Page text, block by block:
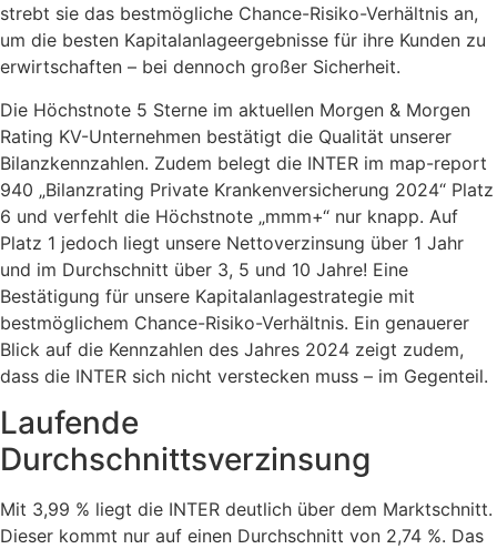
strebt sie das bestmögliche Chance-Risiko-Verhältnis an,
um die besten Kapitalanlageergebnisse für ihre Kunden zu
erwirtschaften – bei dennoch großer Sicherheit.
Die Höchstnote 5 Sterne im aktuellen Morgen & Morgen
Rating KV-Unternehmen bestätigt die Qualität unserer
Bilanzkennzahlen. Zudem belegt die INTER im map-report
940 „Bilanzrating Private Krankenversicherung 2024“ Platz
6 und verfehlt die Höchstnote „mmm+“ nur knapp. Auf
Platz 1 jedoch liegt unsere Nettoverzinsung über 1 Jahr
und im Durchschnitt über 3, 5 und 10 Jahre! Eine
Bestätigung für unsere Kapitalanlagestrategie mit
bestmöglichem Chance-Risiko-Verhältnis. Ein genauerer
Blick auf die Kennzahlen des Jahres 2024 zeigt zudem,
dass die INTER sich nicht verstecken muss – im Gegenteil.
Laufende
Durchschnittsverzinsung
Mit 3,99 % liegt die INTER deutlich über dem Marktschnitt.
Dieser kommt nur auf einen Durchschnitt von 2,74 %. Das